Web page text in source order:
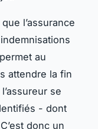
l’assurance
au
attendre la fin
se
- dont
donc un